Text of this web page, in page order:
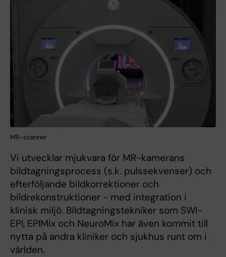
MR-scanner
Vi utvecklar mjukvara för MR-kamerans
bildtagningsprocess (s.k. pulssekvenser) och
efterföljande bildkorrektioner och
bildrekonstruktioner - med integration i
klinisk miljö. Bildtagningstekniker som SWI-
EPI, EPIMix och NeuroMix har även kommit till
nytta på andra kliniker och sjukhus runt om i
världen.